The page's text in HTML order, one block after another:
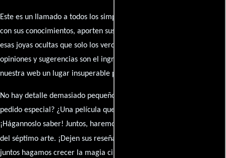
Este es un llamado a todos los simpatizantes del cine: contribuyan
con sus conocimientos, aporten sus descubrimientos y compartan
esas joyas ocultas que solo los verdaderos fanáticos conocen. Sus
opiniones y sugerencias son el ingrediente secreto que hará de
nuestra web un lugar insuperable para los amantes del celuloide.
No hay detalle demasiado pequeño ni opinión insignificante. ¿Algún
pedido especial? ¿Una película que sueñas con ver reseñada?
¡Hágannoslo saber! Juntos, haremos de esta comunidad el epicentro
del séptimo arte. ¡Dejen sus reseña en la
juntos hagamos crecer la magia cinematográfica!